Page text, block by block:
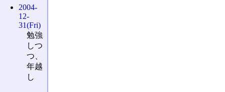
2004-
12-
31(Fri)
勉強
しつ
つ、
年越
し